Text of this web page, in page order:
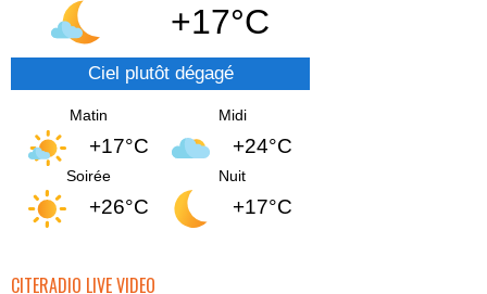
+17°C
Ciel plutôt dégagé
Matin
+17°C
Midi
+24°C
Soirée
+26°C
Nuit
+17°C
CITERADIO LIVE VIDEO